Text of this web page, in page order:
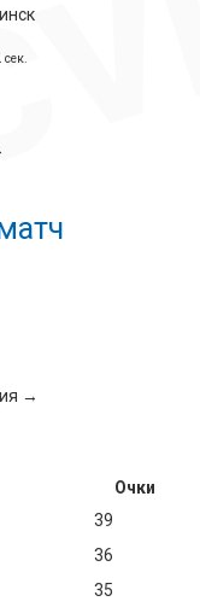
сек.
→
Очки
39
36
35